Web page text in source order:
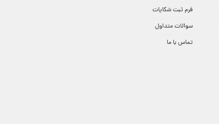
فرم ثبت شکایات
سوالات متداول
تماس با ما